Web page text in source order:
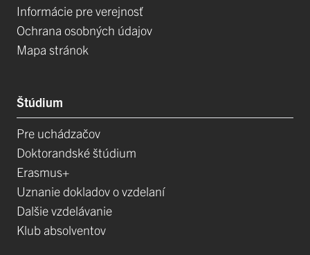
Informácie pre verejnosť
Ochrana osobných údajov
Mapa stránok
Štúdium
Pre uchádzačov
Doktorandské štúdium
Erasmus+
Uznanie dokladov o vzdelaní
Dalšie vzdelávanie
Klub absolventov